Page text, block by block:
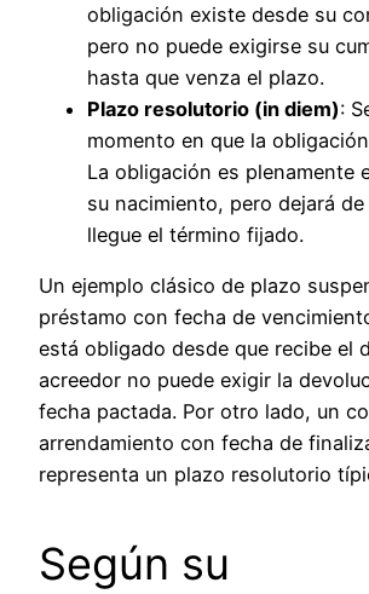
obligación existe desde su
pero no puede exigirse su
hasta que venza el plazo.
Plazo resolutorio (in diem):
momento en que la
La obligación es plenamente
su nacimiento, pero dejará
llegue el término fijado.
Un ejemplo clásico de plazo
préstamo con fecha de
está obligado desde que recibe el
acreedor no puede exigir la
fecha pactada. Por otro lado, un
arrendamiento con fecha de
representa un plazo resolutorio
Según su